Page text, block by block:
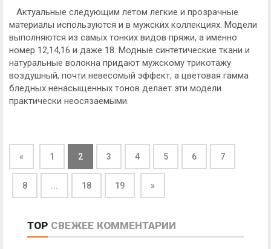
Актуальные следующим летом легкие и прозрачные
материалы используются и в мужских коллекциях. Модели
выполняются из самых тонких видов пряжи, а именно
номер 12,14,16 и даже 18. Модные синтетические ткани и
натуральные волокна придают мужскому трикотажу
воздушный, почти невесомый эффект, а цветовая гамма
бледных ненасыщенных тонов делает эти модели
практически неосязаемыми.
« 1 2 3 4 5 6 7
8 ... 18 19 »
TOP СВЕЖЕЕ КОММЕНТАРИИ